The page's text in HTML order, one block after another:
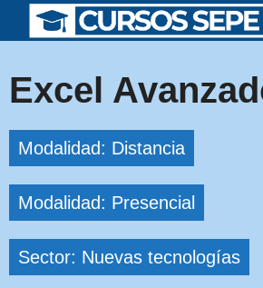
Saltar
Excel
Modalidad: Distancia
Modalidad: Presencial
Sector: Nuevas tecnologías